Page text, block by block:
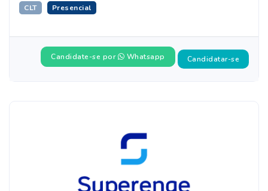
CLT Presencial
Candidate-se por Whatsapp Candidatar-se